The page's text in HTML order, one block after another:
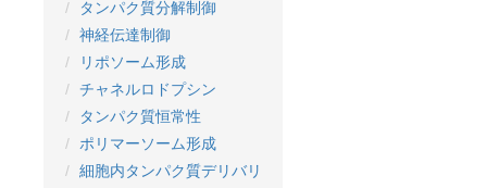
タンパク質分解制御
神経伝達制御
リポソーム形成
チャネルロドプシン
タンパク質恒常性
ポリマーソーム形成
細胞内タンパク質デリバリ